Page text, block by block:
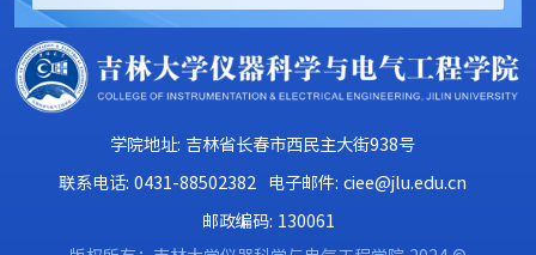
学院地址: 吉林省长春市西民主大街938号
联系电话: 0431-88502382 电子邮件: ciee@jlu.edu.cn
邮政编码: 130061